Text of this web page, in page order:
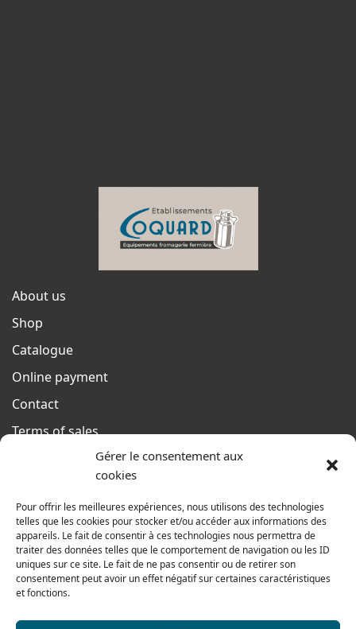
Gérer le consentement aux
cookies
Pour offrir les meilleures expériences, nous utilisons des technologies
telles que les cookies pour stocker et/ou accéder aux informations des
appareils. Le fait de consentir à ces technologies nous permettra de
traiter des données telles que le comportement de navigation ou les ID
uniques sur ce site. Le fait de ne pas consentir ou de retirer son
consentement peut avoir un effet négatif sur certaines caractéristiques
et fonctions.
About us
Shop
Catalogue
Online payment
Contact
Terms of sales
From monday to thursday
From 8h to 12h30 and from 13h30 to 17h20
On friday
From 8h to 12h30 and from 13h30 to 16h